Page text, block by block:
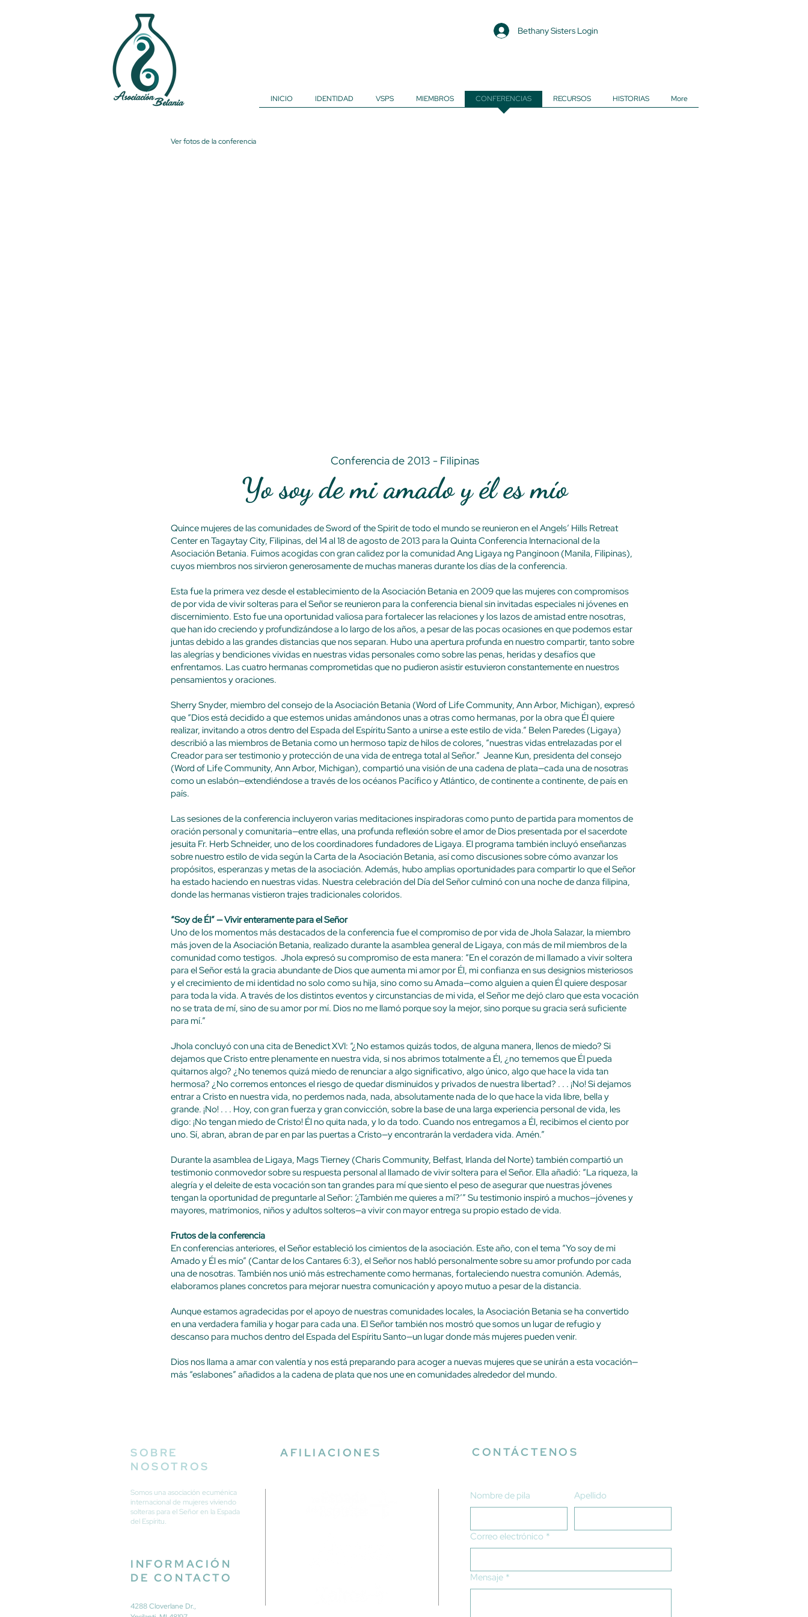
Bethany Sisters Login
INICIO IDENTIDAD VSPS MIEMBROS CONFERENCIAS RECURSOS HISTORIAS More
Ver fotos de la conferencia
Conferencia de 2013 - Filipinas
Yo soy de mi amado y él es mío
Quince mujeres de las comunidades de Sword of the Spirit de todo el mundo se reunieron en el Angels’ Hills Retreat
Center en Tagaytay City, Filipinas, del 14 al 18 de agosto de 2013 para la Quinta Conferencia Internacional de la
Asociación Betania. Fuimos acogidas con gran calidez por la comunidad Ang Ligaya ng Panginoon (Manila, Filipinas),
cuyos miembros nos sirvieron generosamente de muchas maneras durante los días de la conferencia.
Esta fue la primera vez desde el establecimiento de la Asociación Betania en 2009 que las mujeres con compromisos
de por vida de vivir solteras para el Señor se reunieron para la conferencia bienal sin invitadas especiales ni jóvenes en
discernimiento. Esto fue una oportunidad valiosa para fortalecer las relaciones y los lazos de amistad entre nosotras,
que han ido creciendo y profundizándose a lo largo de los años, a pesar de las pocas ocasiones en que podemos estar
juntas debido a las grandes distancias que nos separan. Hubo una apertura profunda en nuestro compartir, tanto sobre
las alegrías y bendiciones vividas en nuestras vidas personales como sobre las penas, heridas y desafíos que
enfrentamos. Las cuatro hermanas comprometidas que no pudieron asistir estuvieron constantemente en nuestros
pensamientos y oraciones.
Sherry Snyder, miembro del consejo de la Asociación Betania (Word of Life Community, Ann Arbor, Michigan), expresó
que “Dios está decidido a que estemos unidas amándonos unas a otras como hermanas, por la obra que Él quiere
realizar, invitando a otros dentro del Espada del Espíritu Santo a unirse a este estilo de vida.” Belen Paredes (Ligaya)
describió a las miembros de Betania como un hermoso tapiz de hilos de colores, “nuestras vidas entrelazadas por el
Creador para ser testimonio y protección de una vida de entrega total al Señor.” Jeanne Kun, presidenta del consejo
(Word of Life Community, Ann Arbor, Michigan), compartió una visión de una cadena de plata—cada una de nosotras
como un eslabón—extendiéndose a través de los océanos Pacífico y Atlántico, de continente a continente, de país en
país.
Las sesiones de la conferencia incluyeron varias meditaciones inspiradoras como punto de partida para momentos de
oración personal y comunitaria—entre ellas, una profunda reflexión sobre el amor de Dios presentada por el sacerdote
jesuita Fr. Herb Schneider, uno de los coordinadores fundadores de Ligaya. El programa también incluyó enseñanzas
sobre nuestro estilo de vida según la Carta de la Asociación Betania, así como discusiones sobre cómo avanzar los
propósitos, esperanzas y metas de la asociación. Además, hubo amplias oportunidades para compartir lo que el Señor
ha estado haciendo en nuestras vidas. Nuestra celebración del Día del Señor culminó con una noche de danza filipina,
donde las hermanas vistieron trajes tradicionales coloridos.
“Soy de Él” — Vivir enteramente para el Señor
Uno de los momentos más destacados de la conferencia fue el compromiso de por vida de Jhola Salazar, la miembro
más joven de la Asociación Betania, realizado durante la asamblea general de Ligaya, con más de mil miembros de la
comunidad como testigos. Jhola expresó su compromiso de esta manera: “En el corazón de mi llamado a vivir soltera
para el Señor está la gracia abundante de Dios que aumenta mi amor por Él, mi confianza en sus designios misteriosos
y el crecimiento de mi identidad no solo como su hija, sino como su Amada—como alguien a quien Él quiere desposar
para toda la vida. A través de los distintos eventos y circunstancias de mi vida, el Señor me dejó claro que esta vocación
no se trata de mí, sino de su amor por mí. Dios no me llamó porque soy la mejor, sino porque su gracia será suficiente
para mí.”
Jhola concluyó con una cita de Benedict XVI: “¿No estamos quizás todos, de alguna manera, llenos de miedo? Si
dejamos que Cristo entre plenamente en nuestra vida, si nos abrimos totalmente a Él, ¿no tememos que Él pueda
quitarnos algo? ¿No tenemos quizá miedo de renunciar a algo significativo, algo único, algo que hace la vida tan
hermosa? ¿No corremos entonces el riesgo de quedar disminuidos y privados de nuestra libertad? . . . ¡No! Si dejamos
entrar a Cristo en nuestra vida, no perdemos nada, nada, absolutamente nada de lo que hace la vida libre, bella y
grande. ¡No! . . . Hoy, con gran fuerza y gran convicción, sobre la base de una larga experiencia personal de vida, les
digo: ¡No tengan miedo de Cristo! Él no quita nada, y lo da todo. Cuando nos entregamos a Él, recibimos el ciento por
uno. Sí, abran, abran de par en par las puertas a Cristo—y encontrarán la verdadera vida. Amén.”
Durante la asamblea de Ligaya, Mags Tierney (Charis Community, Belfast, Irlanda del Norte) también compartió un
testimonio conmovedor sobre su respuesta personal al llamado de vivir soltera para el Señor. Ella añadió: “La riqueza, la
alegría y el deleite de esta vocación son tan grandes para mí que siento el peso de asegurar que nuestras jóvenes
tengan la oportunidad de preguntarle al Señor: ‘¿También me quieres a mí?’” Su testimonio inspiró a muchos—jóvenes y
mayores, matrimonios, niños y adultos solteros—a vivir con mayor entrega su propio estado de vida.
Frutos de la conferencia
En conferencias anteriores, el Señor estableció los cimientos de la asociación. Este año, con el tema “Yo soy de mi
Amado y Él es mío” (Cantar de los Cantares 6:3), el Señor nos habló personalmente sobre su amor profundo por cada
una de nosotras. También nos unió más estrechamente como hermanas, fortaleciendo nuestra comunión. Además,
elaboramos planes concretos para mejorar nuestra comunicación y apoyo mutuo a pesar de la distancia.
Aunque estamos agradecidas por el apoyo de nuestras comunidades locales, la Asociación Betania se ha convertido
en una verdadera familia y hogar para cada una. El Señor también nos mostró que somos un lugar de refugio y
descanso para muchos dentro del Espada del Espíritu Santo—un lugar donde más mujeres pueden venir.
Dios nos llama a amar con valentía y nos está preparando para acoger a nuevas mujeres que se unirán a esta vocación—
más “eslabones” añadidos a la cadena de plata que nos une en comunidades alrededor del mundo.
SOBRE
NOSOTROS
Somos una asociación ecuménica
internacional de mujeres viviendo
solteras para el Señor en la Espada
del Espíritu.
INFORMACIÓN
DE CONTACTO
4288 Cloverlane Dr.,
AFILIACIONES CONTÁCTENOS
Nombre de pila Apellido
Correo electrónico *
Mensaje *